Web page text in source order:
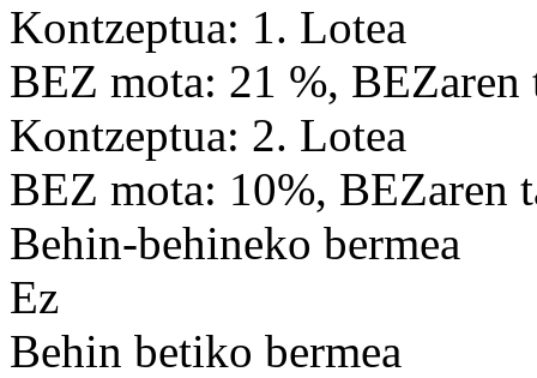
Kontzeptua: 1. Lotea
BEZ mota: 21 %, BEZaren
Kontzeptua: 2. Lotea
BEZ mota: 10%, BEZaren
Behin-behineko bermea
Ez
Behin betiko bermea